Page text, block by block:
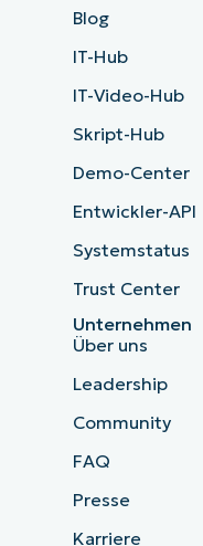
Blog
IT-Hub
IT-Video-Hub
Skript-Hub
Demo-Center
Entwickler-API
Systemstatus
Trust Center
Unternehmen
Über uns
Leadership
Community
FAQ
Presse
Karriere